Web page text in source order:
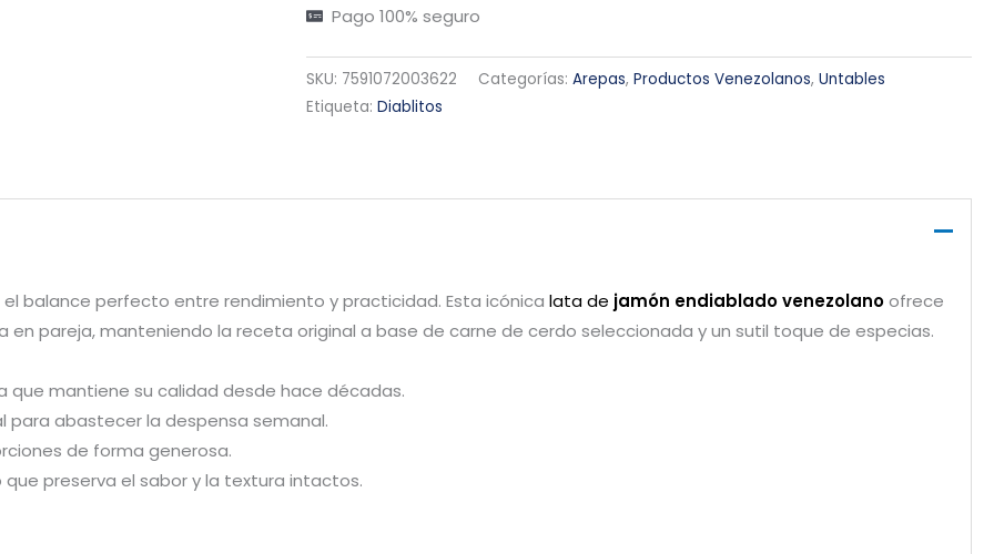
Pago 100% seguro
SKU: 7591072003622 Categorías:Arepas,Productos Venezolanos,Untables
Etiqueta:Diablitos
el balance perfecto entre rendimiento y practicidad. Esta icónica lata de jamón endiablado venezolanoofrece
pareja, manteniendo la receta original a base de carne de cerdo seleccionada y un sutil toque de especias.
que mantiene su calidad desde hace décadas.
para abastecer la despensa semanal.
de forma generosa.
preserva el sabor y la textura intactos.